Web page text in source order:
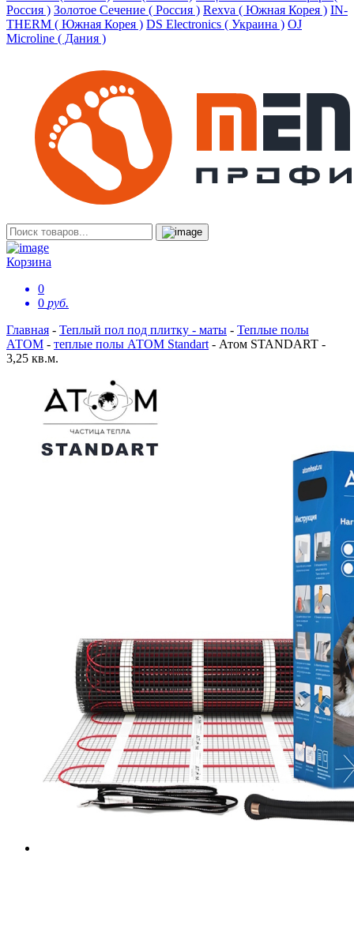
Россия ) Золотое Сечение ( Россия ) Rexva ( Южная Корея ) IN-
THERM ( Южная Корея ) DS Electronics ( Украина ) OJ
Microline ( Дания )
Корзина
0
0 руб.
Главная - Теплый пол под плитку - маты - Теплые полы
АТОМ - теплые полы АТОМ Standart - Атом STANDART -
3,25 кв.м.